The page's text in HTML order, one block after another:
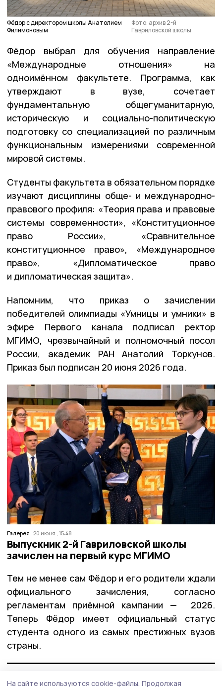
Фёдор с директором школы Анатолием
Филимоновым
Фото: архив 2-й
Гавриловской школы
Фёдор выбрал для обучения направление
«Международные отношения» на
одноимённом факультете. Программа, как
утверждают в вузе, сочетает
фундаментальную общегуманитарную,
историческую и социально-политическую
подготовку со специализацией по различным
функциональным измерениями современной
мировой системы.
Студенты факультета в обязательном порядке
изучают дисциплины обще- и международно-
правового профиля: «Теория права и правовые
системы современности», «Конституционное
право России», «Сравнительное
конституционное право», «Международное
право», «Дипломатическое право
и дипломатическая защита».
Напомним, что приказ о зачислении
победителей олимпиады «Умницы и умники» в
эфире Первого канала подписал ректор
МГИМО, чрезвычайный и полномочный посол
России, академик РАН Анатолий Торкунов.
Приказ был подписан 20 июня 2026 года.
Галерея 20 июня , 15:48
Выпускник 2-й Гавриловской школы
зачислен на первый курс МГИМО
Тем не менее сам Фёдор и его родители ждали
официального зачисления, согласно
регламентам приёмной кампании — 2026.
Теперь Фёдор имеет официальный статус
студента одного из самых престижных вузов
страны.
На сайте используются cookie-файлы. Продолжая